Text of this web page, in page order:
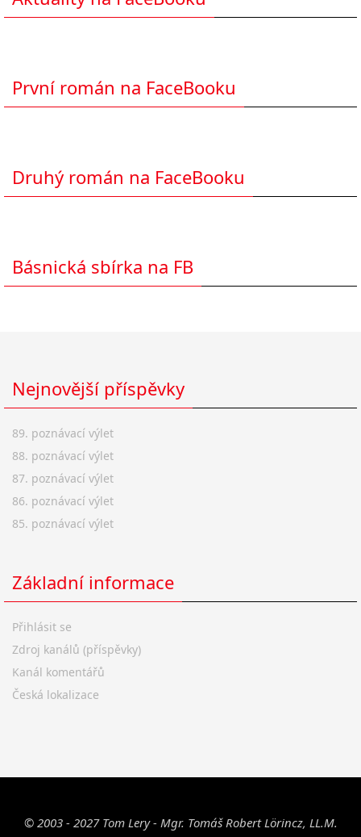
První román na FaceBooku
Druhý román na FaceBooku
Básnická sbírka na FB
Nejnovější příspěvky
89. poznávací výlet
88. poznávací výlet
87. poznávací výlet
86. poznávací výlet
85. poznávací výlet
Základní informace
Přihlásit se
Zdroj kanálů (příspěvky)
Kanál komentářů
Česká lokalizace
© 2003 - 2027 Tom Lery - Mgr. Tomáš Robert Lörincz, LL.M.